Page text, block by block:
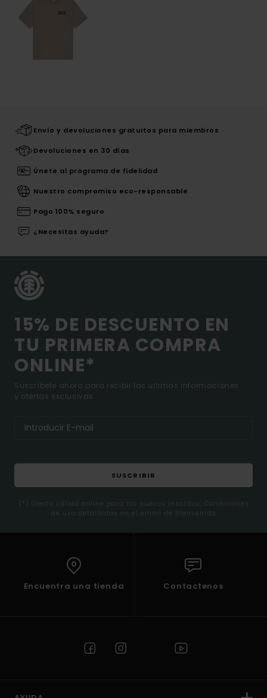
Envío y devoluciones gratuitos para miembros
Devoluciones en 30 días
Únete al programa de fidelidad
Nuestro compromiso eco-responsable
Pago 100% seguro
¿Necesitas ayuda?
15% DE DESCUENTO EN
TU PRIMERA COMPRA
ONLINE*
Suscríbete ahora para recibir las ultimas informaciones
y ofertas exclusivas.
SUSCRIBIR
(*) Oferta valida online para los nuevos inscritos. Condiciones
de uso detalladas en el email de bienvenida
Encuentra una tienda Contactenos